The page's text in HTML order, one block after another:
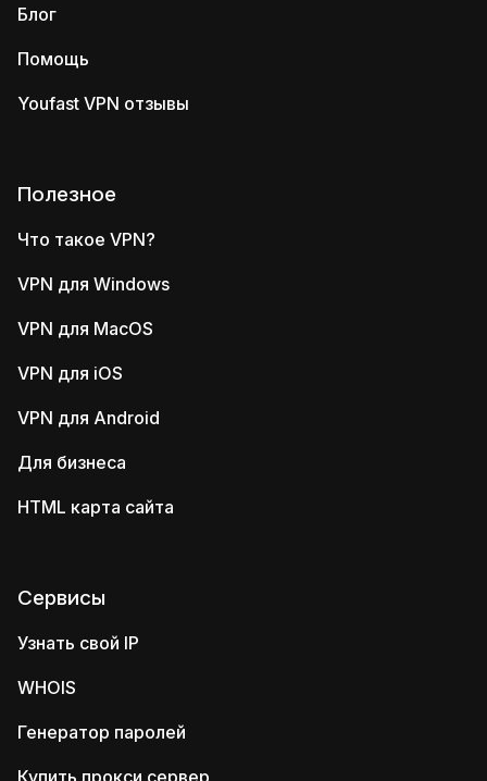
Блог
Помощь
Youfast VPN отзывы
Полезное
Что такое VPN?
VPN для Windows
VPN для MacOS
VPN для iOS
VPN для Android
Для бизнеса
HTML карта сайта
Сервисы
Узнать свой IP
WHOIS
Генератор паролей
Купить прокси сервер